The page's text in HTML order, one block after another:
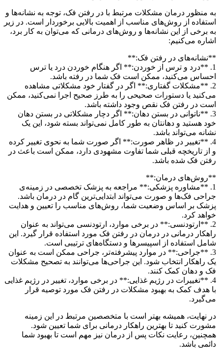
به منظور درمان مشکلات مرتبط با در رفتن فک، توجه به نشانه‌ها و
استفاده از روش‌های مناسب از اهمیت بالایی برخوردار است. در زیر
به برخی از این نشانه‌ها و روش‌های درمانی که می‌توان به کار برد،
اشاره می‌کنیم:
**نشانه‌های در رفتن فک:**
1. **درد و ترس از خوردن:** اگر هنگام خوردن درد یا ترس
احساس می‌کنید، ممکن است فک شما در رفته باشد.
2. **مشکلات گفتاری:** اگر در گفتار خود مشکلاتی مشاهده
می‌کنید یا دستورات صحیحی را به طرز صحیح اجرا نمی‌کنید، ممکن
است در رفتن فک نقص وجود داشته باشد.
3. **ناتوانی در بستن دهان:** اگر دچار مشکلاتی در بستن دهان
خود هستید و دهانتان به طور کامل نمی‌تواند بسته شود، این یک
نشانه می‌تواند باشد.
4. **تغییر در ظاهر صورت:** اگر صورت شما به نحوی تغییر کرده
و از تاریخچه قبلی شما تفاوت مشهودی دارد، ممکن است باعث در
رفتن فک شده باشد.
**روش‌های درمان:**
1. **مشاوره پزشکی:** مراجعه به پزشک تخصصی در زمینه‌ی
جراحی فک‌ها و صورت می‌تواند ابتدایی‌ترین گام در درمان باشد.
پزشک بر اساس وضعیت شما، روش‌های مناسب را تعیین و هدایت
خواهد کرد.
2. **ارتودنسی:** در برخی موارد، ارتودنسی می‌تواند به عنوان
راهکار درمانی در درمان در رفتن فک مورد استفاده قرار گیرد. این
شامل استفاده از اسپیسرها و دستگاه‌های ترتیبی است.
3. **جراحی:** در موارد پیشرفته‌تر، جراحی ممکن است به عنوان
یک راهکار انتخاب شود. این جراحی‌ها می‌توانند به تصحیح مشکلات
فک و دهان کمک کنند.
4. **تغییرات در رژیم غذایی:** در برخی موارد، تغییر در رژیم غذایی
با هدف کمک به بهبود مشکلات در رفتن فک مورد توصیه قرار
می‌گیرد.
در نهایت، همیشه بهتر است با متخصصین مرتبط در این زمینه
مشورت کنید تا بهترین راهکار درمانی برای شما تعیین شود.
همچنین، رعایت نکات پس از درمان نیز مهم است تا بهبود شما
دائمی باشد.